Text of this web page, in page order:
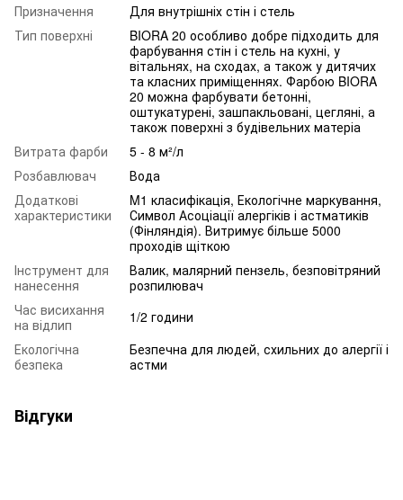
Призначення
Для внутрішніх стін і стель
Тип поверхні
BIORA 20 особливо добре підходить для
фарбування стін і стель на кухні, у
вітальнях, на сходах, а також у дитячих
та класних приміщеннях. Фарбою BIORA
20 можна фарбувати бетонні,
оштукатурені, зашпакльовані, цегляні, а
також поверхні з будівельних матеріа
Витрата фарби
5 - 8 м²/л
Розбавлювач
Вода
Додаткові
характеристики
M1 класифікація, Екологічне маркування,
Символ Асоціації алергіків і астматиків
(Фінляндія). Витримує більше 5000
проходів щіткою
Інструмент для
нанесення
Валик, малярний пензель, безповітряний
розпилювач
Час висихання
на відлип
1/2 години
Екологічна
безпека
Безпечна для людей, схильних до алергії і
астми
Відгуки